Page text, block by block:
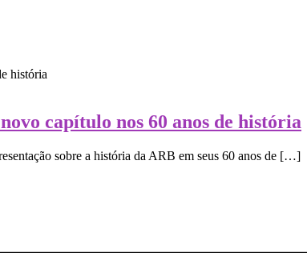
capítulo nos 60 anos de história
sobre a história da ARB em seus 60 anos de […]